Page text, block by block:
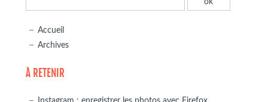
Accueil
Archives
À RETENIR